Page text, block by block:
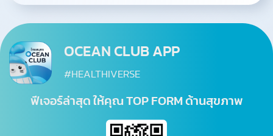
OCEAN CLUB APP
#HEALTHIVERSE
ฟีเจอร์ล่าสุด ให้คุณ TOP FORM ด้านสุขภาพ